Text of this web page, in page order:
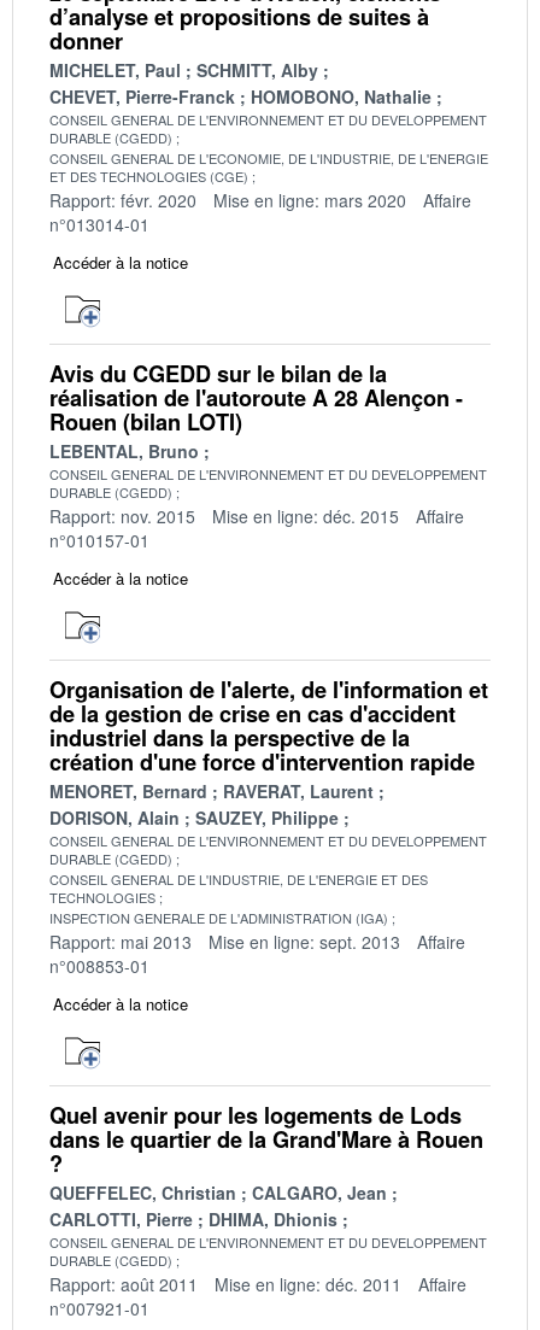
d’analyse et propositions de suites à
donner
MICHELET, Paul
SCHMITT, Alby
CHEVET, Pierre-Franck
HOMOBONO, Nathalie
CONSEIL GENERAL DE L'ENVIRONNEMENT ET DU DEVELOPPEMENT
DURABLE (CGEDD)
CONSEIL GENERAL DE L'ECONOMIE, DE L'INDUSTRIE, DE L'ENERGIE
ET DES TECHNOLOGIES (CGE)
Rapport: févr. 2020 Mise en ligne: mars 2020
Affaire
n°013014-01
Accéder à la notice
Avis du CGEDD sur le bilan de la
réalisation de l'autoroute A 28 Alençon -
Rouen (bilan LOTI)
LEBENTAL, Bruno
CONSEIL GENERAL DE L'ENVIRONNEMENT ET DU DEVELOPPEMENT
DURABLE (CGEDD)
Rapport: nov. 2015 Mise en ligne: déc. 2015
Affaire
n°010157-01
Accéder à la notice
Organisation de l'alerte, de l'information et
de la gestion de crise en cas d'accident
industriel dans la perspective de la
création d'une force d'intervention rapide
MENORET, Bernard
RAVERAT, Laurent
DORISON, Alain
SAUZEY, Philippe
CONSEIL GENERAL DE L'ENVIRONNEMENT ET DU DEVELOPPEMENT
DURABLE (CGEDD)
CONSEIL GENERAL DE L'INDUSTRIE, DE L'ENERGIE ET DES
TECHNOLOGIES
INSPECTION GENERALE DE L'ADMINISTRATION (IGA)
Rapport: mai 2013 Mise en ligne: sept. 2013
Affaire
n°008853-01
Accéder à la notice
Quel avenir pour les logements de Lods
dans le quartier de la Grand'Mare à Rouen
?
QUEFFELEC, Christian
CALGARO, Jean
CARLOTTI, Pierre
DHIMA, Dhionis
CONSEIL GENERAL DE L'ENVIRONNEMENT ET DU DEVELOPPEMENT
DURABLE (CGEDD)
Rapport: août 2011 Mise en ligne: déc. 2011
Affaire
n°007921-01